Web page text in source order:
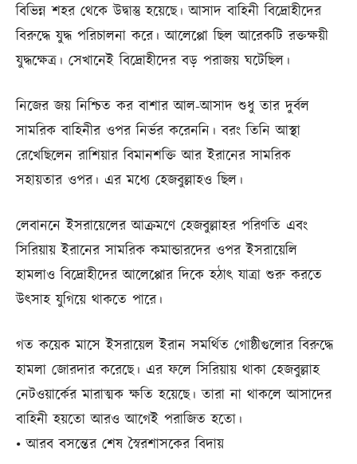
বিভিন্ন শহর থেকে উদ্বাস্তু হয়েছে। আসাদ বাহিনী বিদ্রোহীদের
বিরুদ্ধে যুদ্ধ পরিচালনা করে। আলেপ্পো ছিল আরেকটি রক্তক্ষয়ী
যুদ্ধক্ষেত্র। সেখানেই বিদ্রোহীদের বড় পরাজয় ঘটেছিল।
নিজের জয় নিশ্চিত কর বাশার আল-আসাদ শুধু তার দুর্বল
সামরিক বাহিনীর ওপর নির্ভর করেননি। বরং তিনি আস্থা
রেখেছিলেন রাশিয়ার বিমানশক্তি আর ইরানের সামরিক
সহায়তার ওপর। এর মধ্যে হেজবুল্লাহও ছিল।
লেবাননে ইসরায়েলের আক্রমণে হেজবুল্লাহর পরিণতি এবং
সিরিয়ায় ইরানের সামরিক কমান্ডারদের ওপর ইসরায়েলি
হামলাও বিদ্রোহীদের আলেপ্পোর দিকে হঠাৎ যাত্রা শুরু করতে
উৎসাহ যুগিয়ে থাকতে পারে।
গত কয়েক মাসে ইসরায়েল ইরান সমর্থিত গোষ্ঠীগুলোর বিরুদ্ধে
হামলা জোরদার করেছে। এর ফলে সিরিয়ায় থাকা হেজবুল্লাহ
নেটওয়ার্কের মারাত্মক ক্ষতি হয়েছে। তারা না থাকলে আসাদের
বাহিনী হয়তো আরও আগেই পরাজিত হতো।
• আরব বসন্তের শেষ স্বৈরশাসকের বিদায়